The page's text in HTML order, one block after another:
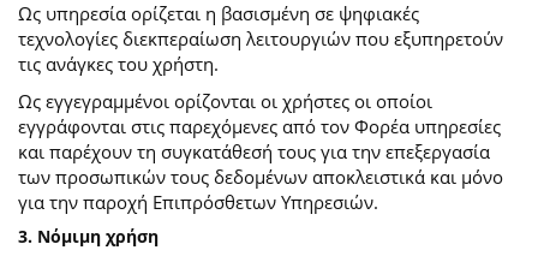
Ως υπηρεσία ορίζεται η βασισμένη σε ψηφιακές
τεχνολογίες διεκπεραίωση λειτουργιών που εξυπηρετούν
τις ανάγκες του χρήστη.
Ως εγγεγραμμένοι ορίζονται οι χρήστες οι οποίοι
εγγράφονται στις παρεχόμενες από τον Φορέα υπηρεσίες
και παρέχουν τη συγκατάθεσή τους για την επεξεργασία
των προσωπικών τους δεδομένων αποκλειστικά και μόνο
για την παροχή Επιπρόσθετων Υπηρεσιών.
3. Νόμιμη χρήση